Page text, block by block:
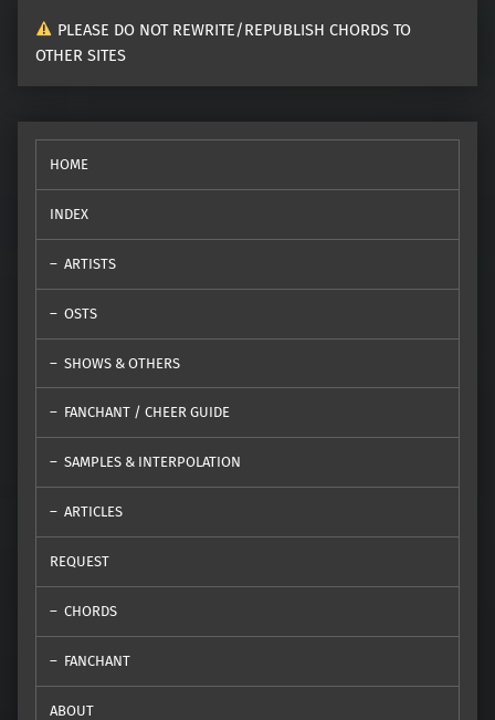
PLEASE DO NOT REWRITE/REPUBLISH CHORDS TO
OTHER SITES
HOME
INDEX
ARTISTS
OSTS
SHOWS & OTHERS
FANCHANT / CHEER GUIDE
SAMPLES & INTERPOLATION
ARTICLES
REQUEST
CHORDS
FANCHANT
ABOUT